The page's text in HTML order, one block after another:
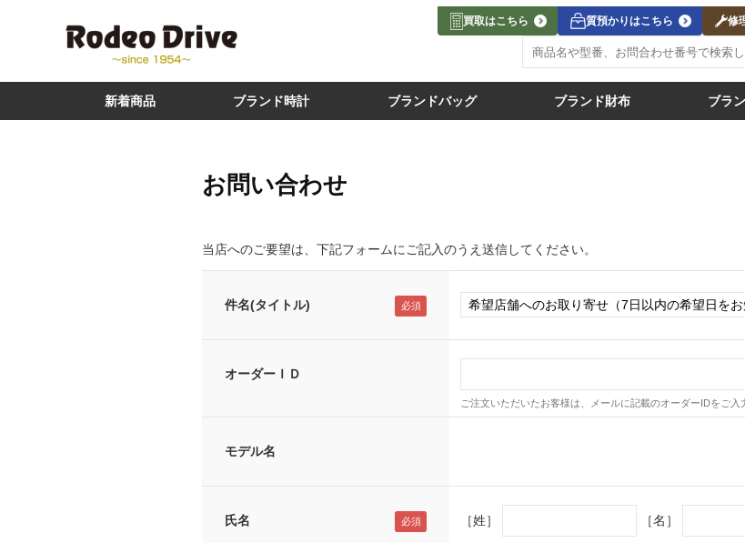
買取はこちら 質預かりはこちら 修
新着商品 ブランド時計 ブランドバッグ ブランド財布 ブラ
お問い合わせ
当店へのご要望は、下記フォームにご記入のうえ送信してください。
件名(タイトル)
オーダーＩＤ
ご注文いただいたお客様は、メールに記載のオーダーIDをご入
モデル名
氏名 ［姓］ ［名］